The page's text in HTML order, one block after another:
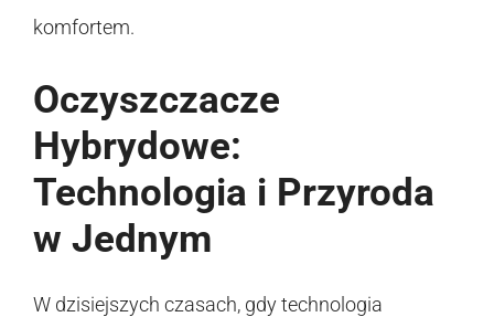
komfortem.
Oczyszczacze
Hybrydowe:
Technologia i Przyroda
w Jednym
W dzisiejszych czasach, gdy technologia